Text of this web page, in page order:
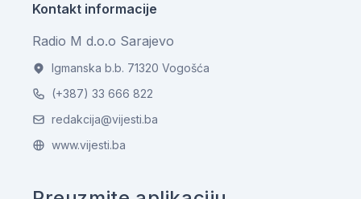
Kontakt informacije
Radio M d.o.o Sarajevo
Igmanska b.b. 71320 Vogošća
(+387) 33 666 822
redakcija@vijesti.ba
www.vijesti.ba